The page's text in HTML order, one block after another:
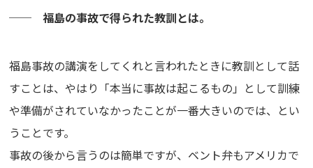
── 福島の事故で得られた教訓とは。
福島事故の講演をしてくれと言われたときに教訓として話
すことは、やはり「本当に事故は起こるもの」として訓練
や準備がされていなかったことが一番大きいのでは、とい
うことです。
事故の後から言うのは簡単ですが、ベント弁もアメリカで